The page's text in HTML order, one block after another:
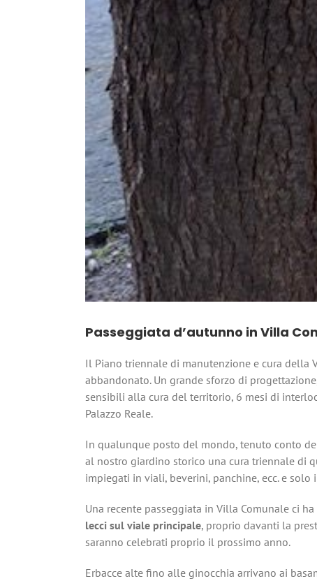
Passeggiata d’autunno in Villa
Il Piano triennale di manutenzione e cura della
abbandonato. Un grande sforzo di
sensibili alla cura del territorio, 6 mesi di
Palazzo Reale.
In qualunque posto del mondo, tenuto conto
al nostro giardino storico una cura triennale di
impiegati in viali, beverini, panchine, ecc. e
Una recente passeggiata in Villa Comunale ci
lecci sul viale principale, proprio davanti la
saranno celebrati proprio il prossimo anno.
Erbacce alte fino alle ginocchia arrivano ai